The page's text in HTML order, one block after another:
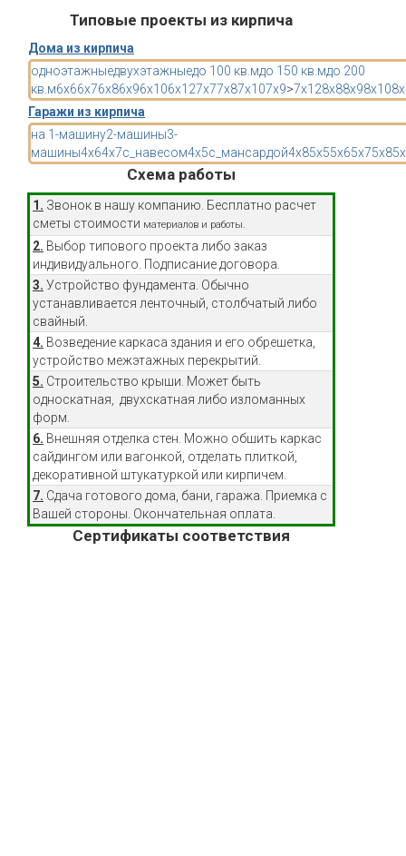
Типовые проекты из кирпича
Дома из кирпича
одноэтажныедвухэтажныедо 100 кв.мдо 150 кв.мдо 200
кв.м6x66x76x86x96x106x127x77x87x107x9>7x128x88x98x10
Гаражи из кирпича
на 1-машину2-машины3-
машины4x64x7с_навесом4x5с_мансардой4x85x55x65x75x8
Схема работы
1. Звонок в нашу компанию. Бесплатно расчет
сметы стоимости материалов и работы.
2. Выбор типового проекта либо заказ
индивидуального. Подписание договора.
3. Устройство фундамента. Обычно
устанавливается ленточный, столбчатый либо
свайный.
4. Возведение каркаса здания и его обрешетка,
устройство межэтажных перекрытий.
5. Строительство крыши. Может быть
односкатная, двухскатная либо изломанных
форм.
6. Внешняя отделка стен. Можно обшить каркас
сайдингом или вагонкой, отделать плиткой,
декоративной штукатуркой или кирпичем.
7. Сдача готового дома, бани, гаража. Приемка с
Вашей стороны. Окончательная оплата.
Сертификаты соответствия